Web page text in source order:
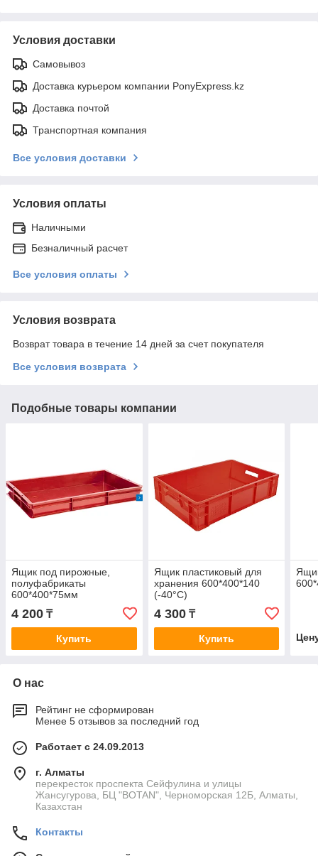
Условия доставки
Самовывоз
Доставка курьером компании PonyExpress.kz
Доставка почтой
Транспортная компания
Все условия доставки
Условия оплаты
Наличными
Безналичный расчет
Все условия оплаты
Условия возврата
Возврат товара в течение 14 дней за счет покупателя
Все условия возврата
Подобные товары компании
Ящик под пирожные,
полуфабрикаты
600*400*75мм
4 200 ₸
Купить
Ящик пластиковый для
хранения 600*400*140
(-40°С)
4 300₸
Купить
О нас
Рейтинг не сформирован
Менее 5 отзывов за последний год
Работает с 24.09.2013
г. Алматы
перекресток проспекта Сейфулина и улицы
Жансугурова, БЦ "BOTAN", Черноморская 12Б, Алматы,
Казахстан
Контакты